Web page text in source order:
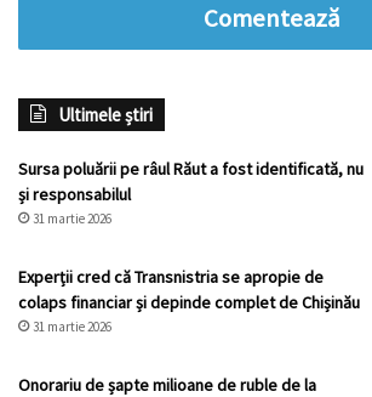
Comentează
Ultimele știri
Sursa poluării pe râul Răut a fost identificată, nu
și responsabilul
31 martie 2026
Experții cred că Transnistria se apropie de
colaps financiar și depinde complet de Chișinău
31 martie 2026
Onorariu de șapte milioane de ruble de la